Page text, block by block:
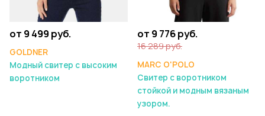
от 9 499 руб.
GOLDNER
Модный свитер с высоким
воротником
от 9 776 руб.
16 289 руб.
MARC O'POLO
Свитер с воротником
стойкой и модным вязаным
узором.